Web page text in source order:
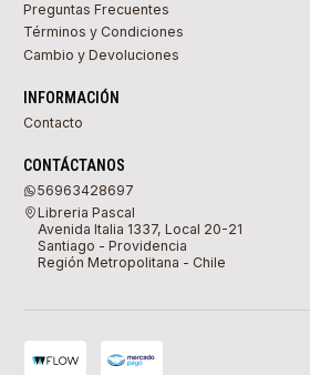
Preguntas Frecuentes
Términos y Condiciones
Cambio y Devoluciones
INFORMACIÓN
Contacto
CONTÁCTANOS
56963428697
Libreria Pascal
Avenida Italia 1337, Local 20-21
Santiago - Providencia
Región Metropolitana - Chile